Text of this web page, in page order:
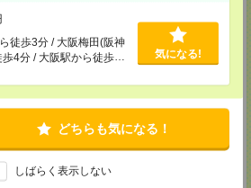
徒歩3分 / 大阪梅田(阪神
4分 / 大阪駅から徒歩4
気になる!
どちらも気になる！
しばらく表示しない
市六番丁5 和歌山六番丁801ビル5F
療オフィス
4-1-22 アーバンエース三宮ビル9F